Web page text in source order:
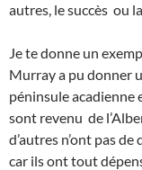
autres, le succès ou
Je te donne un
Murray a pu donner
péninsule acadienne
sont revenu de
d’autres n’ont pas
car ils ont tout